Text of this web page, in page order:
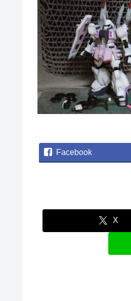
Facebook
X